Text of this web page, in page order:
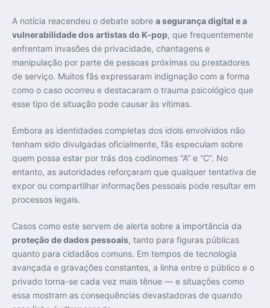
A notícia reacendeu o debate sobre a segurança digital e a
vulnerabilidade dos artistas do K-pop, que frequentemente
enfrentam invasões de privacidade, chantagens e
manipulação por parte de pessoas próximas ou prestadores
de serviço. Muitos fãs expressaram indignação com a forma
como o caso ocorreu e destacaram o trauma psicológico que
esse tipo de situação pode causar às vítimas.
Embora as identidades completas dos idols envolvidos não
tenham sido divulgadas oficialmente, fãs especulam sobre
quem possa estar por trás dos codinomes “A” e “C”. No
entanto, as autoridades reforçaram que qualquer tentativa de
expor ou compartilhar informações pessoais pode resultar em
processos legais.
Casos como este servem de alerta sobre a importância da
proteção de dados pessoais, tanto para figuras públicas
quanto para cidadãos comuns. Em tempos de tecnologia
avançada e gravações constantes, a linha entre o público e o
privado torna-se cada vez mais tênue — e situações como
essa mostram as consequências devastadoras de quando